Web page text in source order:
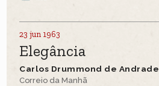
23 jun 1963
Elegância
Carlos Drummond de Andrade
Correio da Manhã